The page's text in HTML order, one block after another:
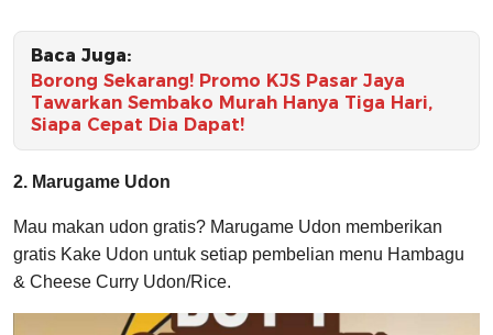
Baca Juga:
Borong Sekarang! Promo KJS Pasar Jaya
Tawarkan Sembako Murah Hanya Tiga Hari,
Siapa Cepat Dia Dapat!
2. Marugame Udon
Mau makan udon gratis? Marugame Udon memberikan
gratis Kake Udon untuk setiap pembelian menu Hambagu
& Cheese Curry Udon/Rice.